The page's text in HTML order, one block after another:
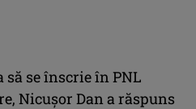
să se înscrie în PNL
Nicuşor Dan a răspuns